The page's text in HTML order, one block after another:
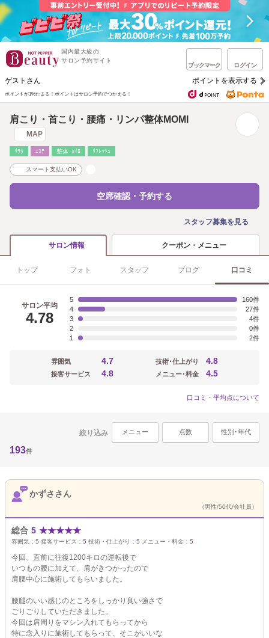
国内最大級の
サロン予約サイト
ブックマーク ログイン
ゲストさん ポイントを表示する
ポイントが1%たまる！ ポイントはサロン予約でつかえる！
肩こり・首こり・腰痛・リンパ整体MOMI
MAP
ﾘﾗｸ ｴｽﾃ 整体･ｶｲﾛ ﾘﾌﾚｯｼｭ
スマート支払いOK
空席確認・予約する
スタッフ募集を見る
サロン情報 クーポン・メニュー
トップ フォト スタッフ ブログ 口コミ
サロン平均
4.78
5
160
4
27
3
4
2
0
1
2
雰囲気 4.7
接客サービス 4.8
技術･仕上がり 4.8
メニュー･料金 4.5
口コミ・平均点について
絞り込み メニュー 点数 性別･年代
193件
かずささん
（男性/50代/会社員）
総合 5 ★★★★★
雰囲気： 5 接客サービス： 5 技術・仕上がり： 5 メニュー・料金： 5
今回、直前に往復1200キロの運転後で
いつもの腰に加えて、肩がきつかったので
肩腰中心に施術してもらいました。
腰腿のいい感じのところをしっかり良い強さで
ごりごりしていただきました。
今回は肩周りをマシン入れてもらってから
特に念入りに施術してもらって、そこがいいな